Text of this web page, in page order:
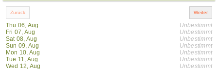
Thu 06, Aug
Fri 07, Aug
Sat 08, Aug
Sun 09, Aug
Mon 10, Aug
Tue 11, Aug
Wed 12, Aug
Unbestimmt
Unbestimmt
Unbestimmt
Unbestimmt
Unbestimmt
Unbestimmt
Unbestimmt